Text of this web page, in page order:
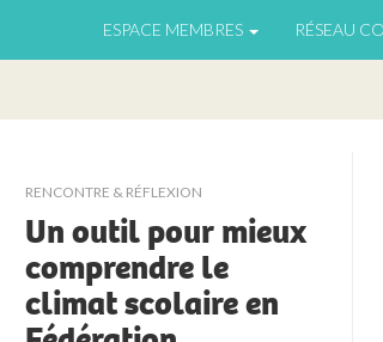
ESPACE MEMBRES RÉSEAU
RENCONTRE & RÉFLEXION
Un outil pour mieux
comprendre le
climat scolaire en